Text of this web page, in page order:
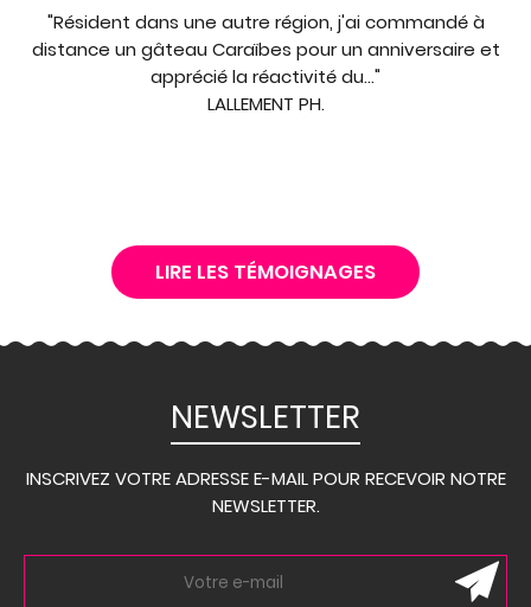
"Résident dans une autre région, j'ai commandé à
distance un gâteau Caraïbes pour un anniversaire et
apprécié la réactivité du..."
LALLEMENT PH.
LIRE LES TÉMOIGNAGES
NEWSLETTER
INSCRIVEZ VOTRE ADRESSE E-MAIL POUR RECEVOIR NOTRE
NEWSLETTER.